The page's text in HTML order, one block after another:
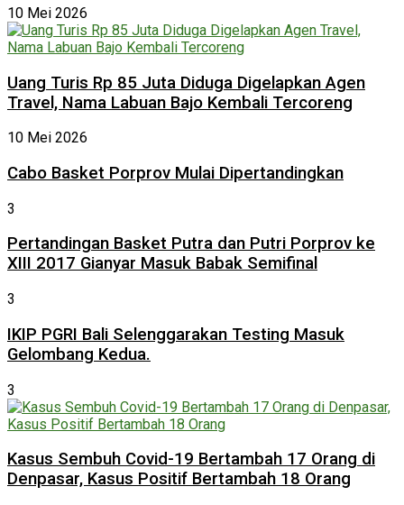
10 Mei 2026
Uang Turis Rp 85 Juta Diduga Digelapkan Agen
Travel, Nama Labuan Bajo Kembali Tercoreng
10 Mei 2026
Cabo Basket Porprov Mulai Dipertandingkan
3
Pertandingan Basket Putra dan Putri Porprov ke
XIII 2017 Gianyar Masuk Babak Semifinal
3
IKIP PGRI Bali Selenggarakan Testing Masuk
Gelombang Kedua.
3
Kasus Sembuh Covid-19 Bertambah 17 Orang di
Denpasar, Kasus Positif Bertambah 18 Orang